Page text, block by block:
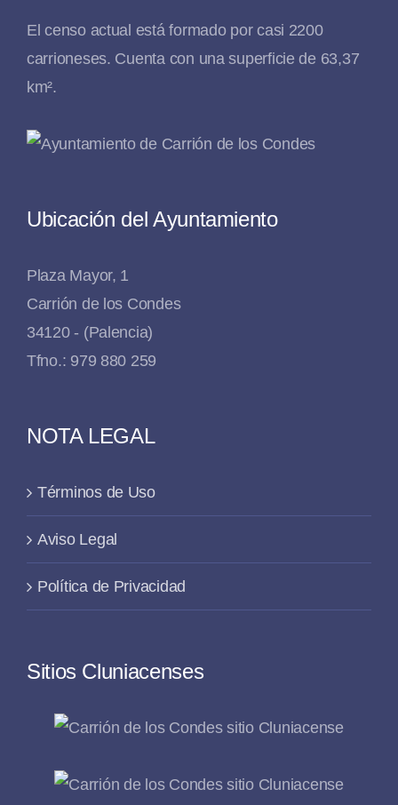
El censo actual está formado por casi 2200
carrioneses. Cuenta con una superficie de 63,37
km².
Ubicación del Ayuntamiento
Plaza Mayor, 1
Carrión de los Condes
34120 - (Palencia)
Tfno.: 979 880 259
NOTA LEGAL
Términos de Uso
Aviso Legal
Política de Privacidad
Sitios Cluniacenses